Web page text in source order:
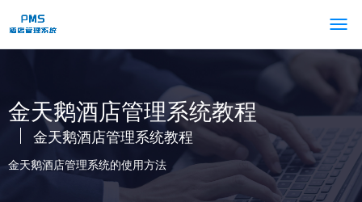
金天鹅酒店管理系统教程
金天鹅酒店管理系统教程
金天鹅酒店管理系统的使用方法